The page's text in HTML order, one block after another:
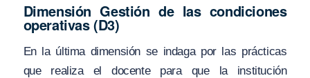
Dimensión Gestión de las condiciones
operativas (D3)
En la última dimensión se indaga por las prácticas
que realiza el docente para que la institución